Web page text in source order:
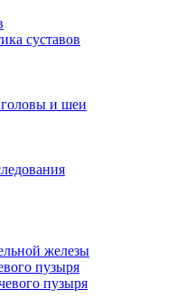
суставов
головы и шеи
железы
пузыря
пузыря